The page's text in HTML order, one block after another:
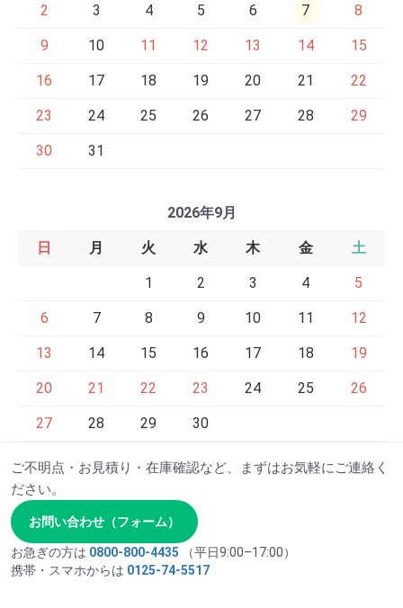
2 3 4 5 6 7 8
9 10 11 12 13 14 15
16 17 18 19 20 21 22
23 24 25 26 27 28 29
30 31
2026年9月
日 月 火 水 木 金 土
1 2 3 4 5
6 7 8 9 10 11 12
13 14 15 16 17 18 19
20 21 22 23 24 25 26
27 28 29 30
ご不明点・お見積り・在庫確認など、まずはお気軽にご連絡く
ださい。
お問い合わせ（フォーム）
お急ぎの方は 0800-800-4435 （平日9:00–17:00）
携帯・スマホからは 0125-74-5517